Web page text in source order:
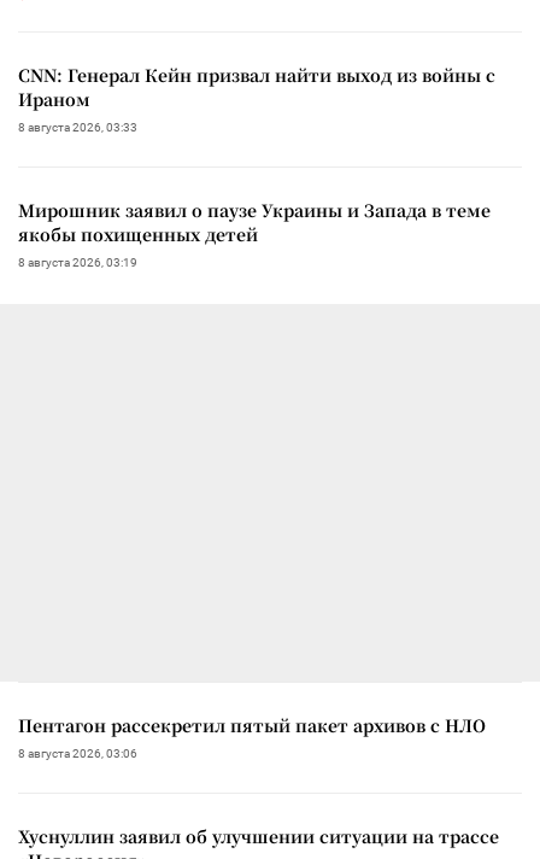
CNN: Генерал Кейн призвал найти выход из войны с
Ираном
8 августа 2026, 03:33
Мирошник заявил о паузе Украины и Запада в теме
якобы похищенных детей
8 августа 2026, 03:19
Пентагон рассекретил пятый пакет архивов с НЛО
8 августа 2026, 03:06
Хуснуллин заявил об улучшении ситуации на трассе